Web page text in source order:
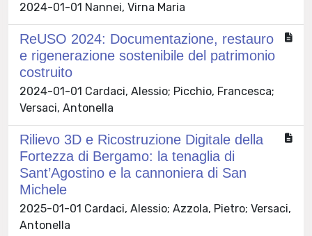
2024-01-01 Nannei, Virna Maria
ReUSO 2024: Documentazione, restauro
e rigenerazione sostenibile del patrimonio
costruito
2024-01-01 Cardaci, Alessio; Picchio, Francesca;
Versaci, Antonella
Rilievo 3D e Ricostruzione Digitale della
Fortezza di Bergamo: la tenaglia di
Sant’Agostino e la cannoniera di San
Michele
2025-01-01 Cardaci, Alessio; Azzola, Pietro; Versaci,
Antonella